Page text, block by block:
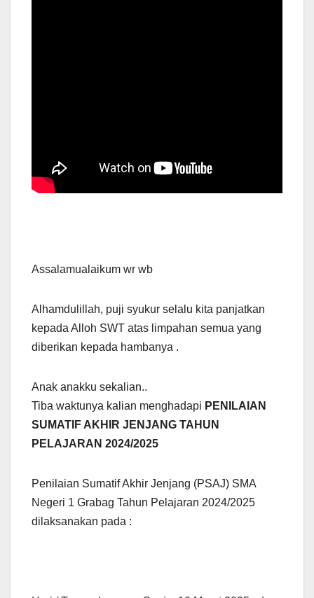
Assalamualaikum wr wb
Alhamdulillah, puji syukur selalu kita panjatkan
kepada Alloh SWT atas limpahan semua yang
diberikan kepada hambanya .
Anak anakku sekalian..
Tiba waktunya kalian menghadapi PENILAIAN
SUMATIF AKHIR JENJANG TAHUN
PELAJARAN 2024/2025
Penilaian Sumatif Akhir Jenjang (PSAJ) SMA
Negeri 1 Grabag Tahun Pelajaran 2024/2025
dilaksanakan pada :